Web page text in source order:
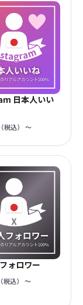
日本人いい
（税込） 〜
ォロワー
（税込） 〜